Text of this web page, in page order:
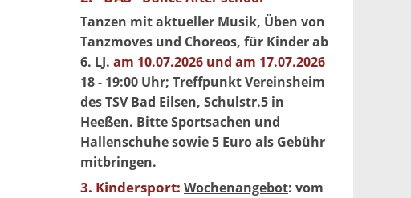
Tanzen mit aktueller Musik, Üben von
Tanzmoves und Choreos, für Kinder ab
6. LJ. am 10.07.2026 und am 17.07.2026
18 - 19:00 Uhr; Treffpunkt Vereinsheim
des TSV Bad Eilsen, Schulstr.5 in
Heeßen. Bitte Sportsachen und
Hallenschuhe sowie 5 Euro als Gebühr
mitbringen.
3. Kindersport: Wochenangebot: vom